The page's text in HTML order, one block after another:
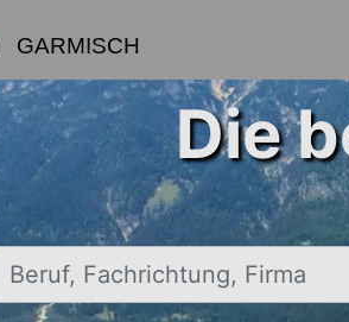
GARMISCH
Die
Beruf, Fachrichtung, Firma